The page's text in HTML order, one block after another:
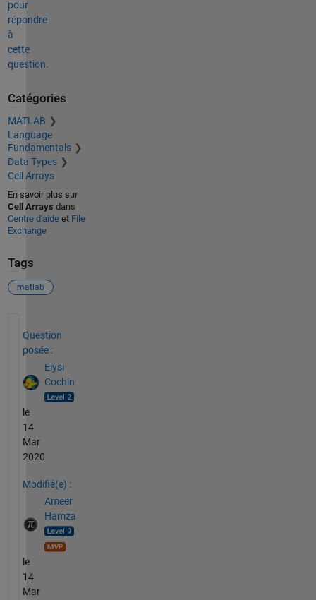
pour
répondre
à
cette
question.
Catégories
MATLAB
Language
Fundamentals
Data Types
Cell Arrays
En savoir plus sur
Cell Arrays dans
Centre d'aideet File
Exchange
Tags
matlab
Question
posée :
Elysi
Cochin
le
14
Mar
2020
Modifié(e) :
Ameer
Hamza
le
14
Mar